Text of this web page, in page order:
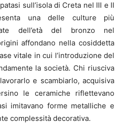
sull’isola di Creta nel III e II
una delle culture più
dell’età del bronzo nel
affondano nella cosiddetta
vitale in cui l’introduzione del
la società. Chi riusciva
e scambiarlo, acquisiva
le ceramiche riflettevano
imitavano forme metalliche e
complessità decorativa.